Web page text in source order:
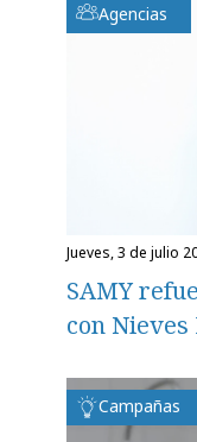
Agencias
jueves, 3 de julio
SAMY
con
Campañas